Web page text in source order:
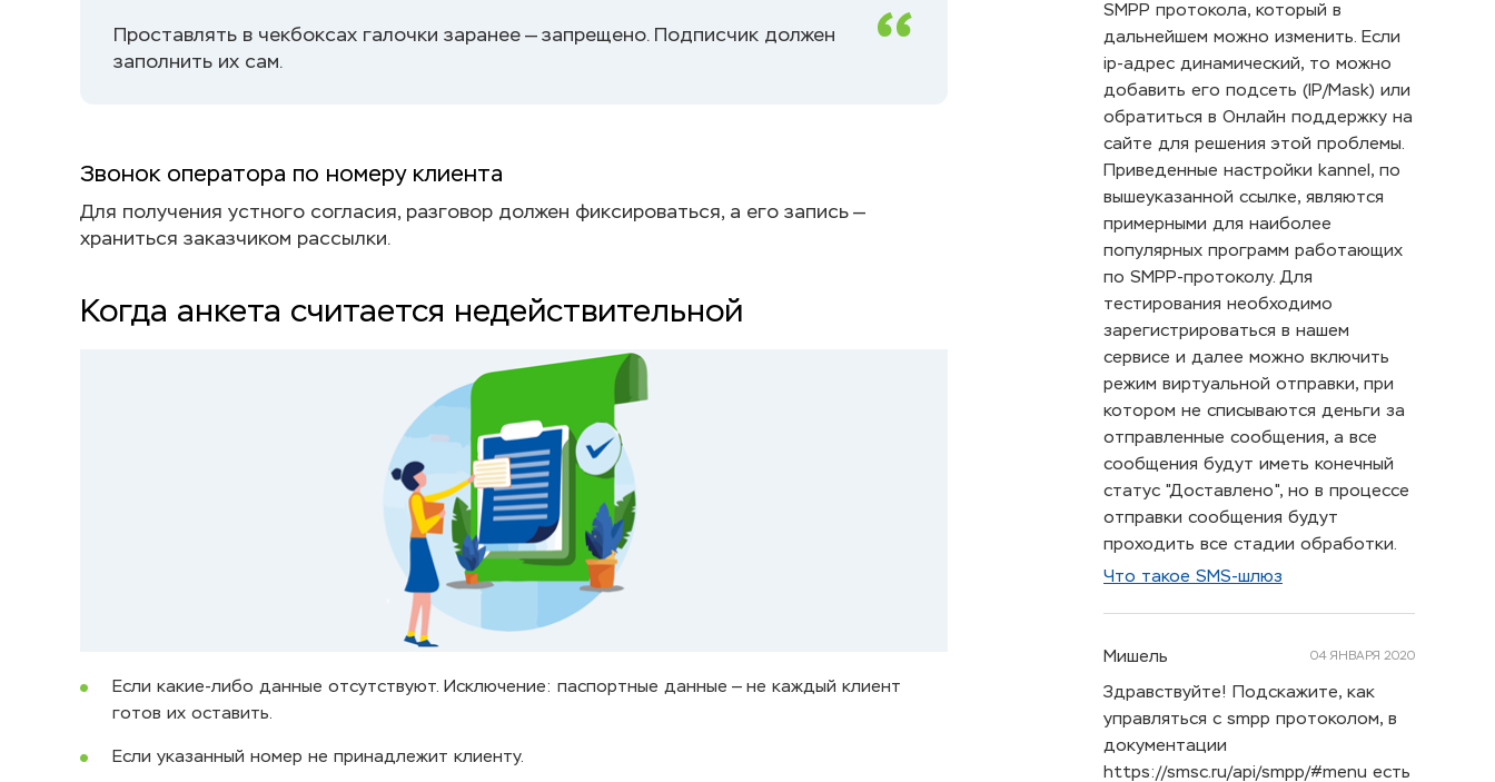
Проставлять в чекбоксах галочки заранее — запрещено. Подписчик должен
заполнить их сам.
Звонок оператора по номеру клиента
Для получения устного согласия, разговор должен фиксироваться, а его запись —
храниться заказчиком рассылки.
Когда анкета считается недействительной
Если какие-либо данные отсутствуют. Исключение: паспортные данные — не каждый клиент
готов их оставить.
Если указанный номер не принадлежит клиенту.
SMPP протокола, который в
дальнейшем можно изменить. Если
ip-адрес динамический, то можно
добавить его подсеть (IP/Mask) или
обратиться в Онлайн поддержку на
сайте для решения этой проблемы.
Приведенные настройки kannel, по
вышеуказанной ссылке, являются
примерными для наиболее
популярных программ работающих
по SMPP-протоколу. Для
тестирования необходимо
зарегистрироваться в нашем
сервисе и далее можно включить
режим виртуальной отправки, при
котором не списываются деньги за
отправленные сообщения, а все
сообщения будут иметь конечный
статус "Доставлено", но в процессе
отправки сообщения будут
проходить все стадии обработки.
Что такое SMS-шлюз
04 ЯНВАРЯ 2020
Мишель
Здравствуйте! Подскажите, как
управляться с smpp протоколом, в
документации
https://smsc.ru/api/smpp/#menu есть